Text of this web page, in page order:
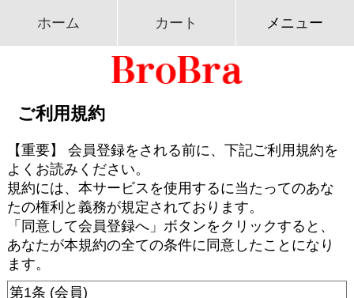
ホーム カート メニュー
ご利用規約
【重要】 会員登録をされる前に、下記ご利用規約を
よくお読みください。
規約には、本サービスを使用するに当たってのあな
たの権利と義務が規定されております。
「同意して会員登録へ」ボタンをクリックすると、
あなたが本規約の全ての条件に同意したことになり
ます。